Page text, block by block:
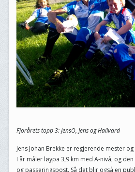
Fjorårets topp 3: JensO, Jens og Hallvard
Jens Johan Brekke er regjerende mester
I år måler løypa 3,9 km med A-nivå, og
og passeringspost. Så det blir også en